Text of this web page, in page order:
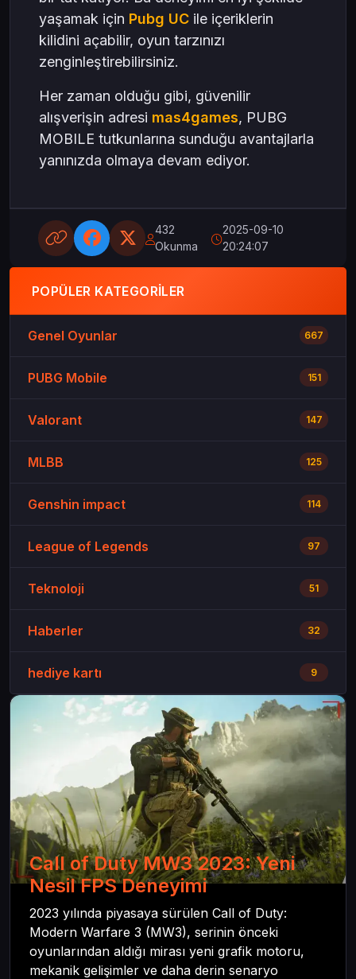
yaşamak için Pubg UC ile içeriklerin
kilidini açabilir, oyun tarzınızı
zenginleştirebilirsiniz.
Her zaman olduğu gibi, güvenilir
alışverişin adresi mas4games, PUBG
MOBILE tutkunlarına sunduğu avantajlarla
yanınızda olmaya devam ediyor.
432
Okunma
2025-09-10
20:24:07
POPÜLER KATEGORILER
Genel Oyunlar 667
PUBG Mobile 151
Valorant 147
MLBB 125
Genshin impact 114
League of Legends 97
Teknoloji 51
Haberler 32
hediye kartı 9
Call of Duty MW3 2023: Yeni
Nesil FPS Deneyimi
2023 yılında piyasaya sürülen Call of Duty:
Modern Warfare 3 (MW3), serinin önceki
oyunlarından aldığı mirası yeni grafik motoru,
mekanik gelişimler ve daha derin senaryo